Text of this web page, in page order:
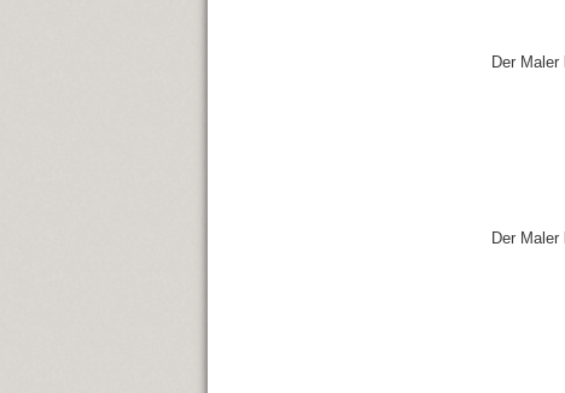
Der Maler
Der Maler